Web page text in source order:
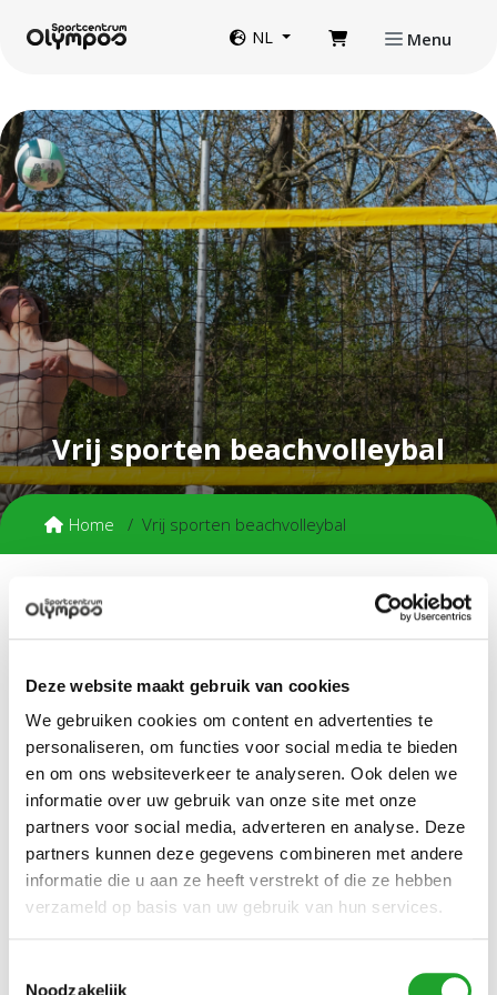
Deze website maakt gebruik van cookies
We gebruiken cookies om content en advertenties te
personaliseren, om functies voor social media te bieden
en om ons websiteverkeer te analyseren. Ook delen we
informatie over uw gebruik van onze site met onze
partners voor social media, adverteren en analyse. Deze
partners kunnen deze gegevens combineren met andere
informatie die u aan ze heeft verstrekt of die ze hebben
verzameld op basis van uw gebruik van hun services.
Noodzakelijk
NL Menu
Vrij sporten beachvolleybal
Home Vrij sporten beachvolleybal
Beachvolleybal vrij sporten
vrij beachvolleyballen op het beachveld.
Je kunt het veld vanaf maximaal drie dagen vantevoren
bij de sportdesk voor een uur reserveren via tel (030)
253 4471.
Bij de aanvraag dien je je mailadres op te geven,
waarmee je een account hebt bij Olympos.
Alle sporters die gebruikmaken van het veld dienen
een geldige OlymPas te hebben (dat kan ook een
OlymPas 3-dagenkaart zijn).
Alle deelnemers (of gebruikers) dienen zich vooraf te
(telefoon) aan te tonen dat hun OlymPas geldig is.